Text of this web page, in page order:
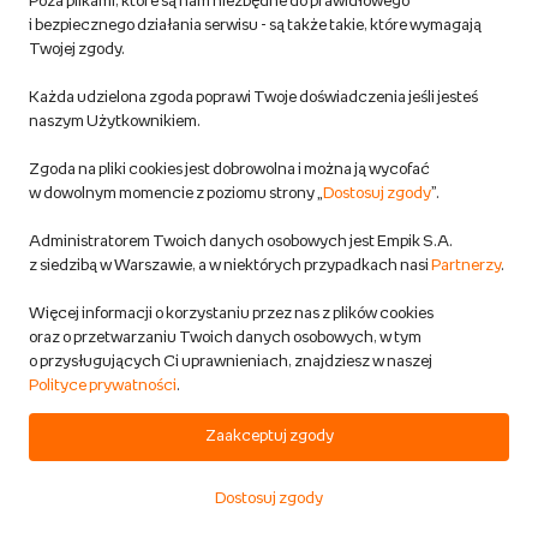
sensoryczna, podstawy nauki
Zainteresowania:
Seria I’m a Genius marki Lisciani to szereg zestawów
kreatywnych dla dzieci o różnej tematyce, wciągających
pozwala wykonywać eksperymenty związane ze światłem.
W przystępny sposób dziecko ma szansę przyswoić cenną
69,99 zł
78,99 zł
68,99 zł
i bezpiecznego działania serwisu - są także takie, które wymagają
Twojej zgody.
Każda udzielona zgoda poprawi Twoje doświadczenia jeśli jesteś
naszym Użytkownikiem.
Zgoda na pliki cookies jest dobrowolna i można ją wycofać
w dowolnym momencie z poziomu strony „ Dostosuj zgody”.
Administratorem Twoich danych osobowych jest Empik S.A.
z siedzibą w Warszawie, a w niektórych przypadkach nasi Partnerzy.
Więcej informacji o korzystaniu przez nas z plików cookies
oraz o przetwarzaniu Twoich danych osobowych, w tym
o przysługujących Ci uprawnieniach, znajdziesz w naszej
Polityce prywatności.
Zaakceptuj zgody
Dostosuj zgody